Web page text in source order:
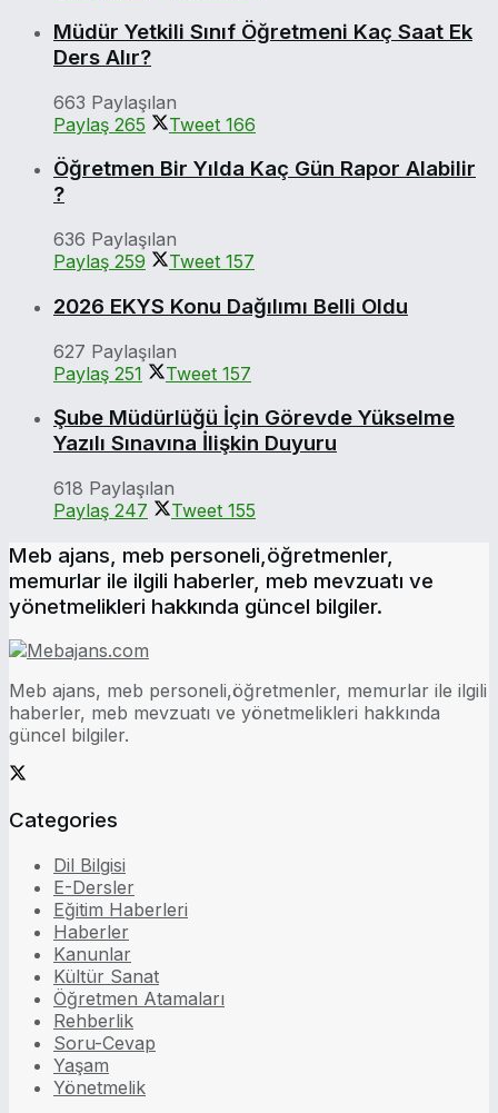
Müdür Yetkili Sınıf Öğretmeni Kaç Saat Ek
Ders Alır?
663 Paylaşılan
Paylaş 265 Tweet 166
Öğretmen Bir Yılda Kaç Gün Rapor Alabilir
?
636 Paylaşılan
Paylaş 259 Tweet 157
2026 EKYS Konu Dağılımı Belli Oldu
627 Paylaşılan
Paylaş 251 Tweet 157
Şube Müdürlüğü İçin Görevde Yükselme
Yazılı Sınavına İlişkin Duyuru
618 Paylaşılan
Paylaş 247 Tweet 155
Meb ajans, meb personeli,öğretmenler,
memurlar ile ilgili haberler, meb mevzuatı ve
yönetmelikleri hakkında güncel bilgiler.
Meb ajans, meb personeli,öğretmenler, memurlar ile ilgili
haberler, meb mevzuatı ve yönetmelikleri hakkında
güncel bilgiler.
Categories
Dil Bilgisi
E-Dersler
Eğitim Haberleri
Haberler
Kanunlar
Kültür Sanat
Öğretmen Atamaları
Rehberlik
Soru-Cevap
Yaşam
Yönetmelik